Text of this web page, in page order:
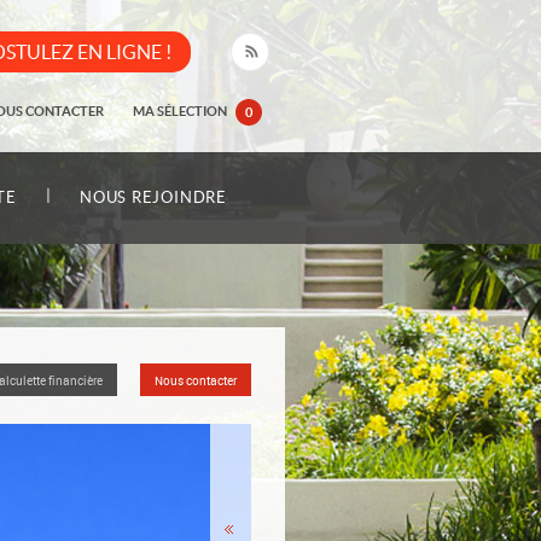
EN LIGNE !
CONTACTER MA SÉLECTION 0
NOUS REJOINDRE
financière Nous contacter